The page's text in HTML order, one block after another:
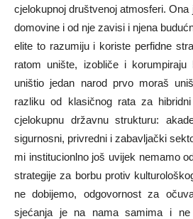
cjelokupnoj društvenoj atmosferi. Ona
domovine i od nje zavisi i njena
elite to razumiju i koriste perfidne
ratom unište, izobliče i
uništio jedan narod prvo moraš
razliku od klasičnog rata za
cjelokupnu državnu strukturu:
sigurnosni, privredni i zabavljački
mi institucionlno još uvijek nemamo
strategije za borbu protiv
ne dobijemo, odgovornost za
sjećanja je na nama samima i